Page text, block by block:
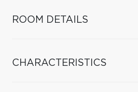
ROOM DETAILS
CHARACTERISTICS